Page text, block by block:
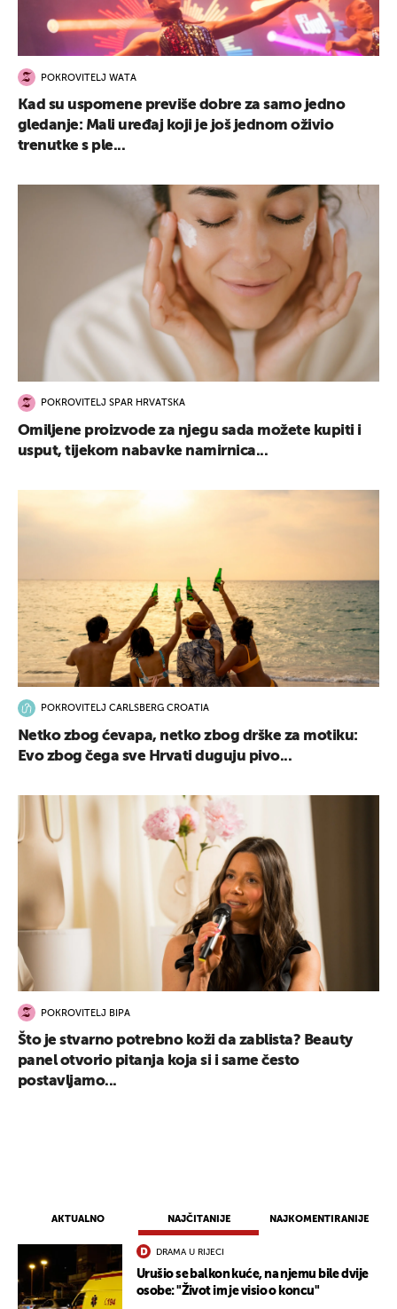
AKTUALNO NAJČITANIJE NAJKOMENTIRANIJE
DRAMA U RIJECI
Urušio se balkon kuće, na njemu bile dvije
osobe: "Život im je visio o koncu"
POKROVITELJ WATA
Kad su uspomene previše dobre za samo jedno
gledanje: Mali uređaj koji je još jednom oživio
trenutke s ple...
POKROVITELJ SPAR HRVATSKA
Omiljene proizvode za njegu sada možete kupiti i
usput, tijekom nabavke namirnica...
POKROVITELJ CARLSBERG CROATIA
Netko zbog ćevapa, netko zbog drške za motiku:
Evo zbog čega sve Hrvati duguju pivo...
POKROVITELJ BIPA
Što je stvarno potrebno koži da zablista? Beauty
panel otvorio pitanja koja si i same često
postavljamo...